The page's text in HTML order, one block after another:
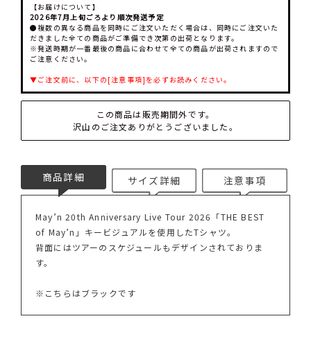
【お届けについて】
2026年7月上旬ごろより順次発送予定
●複数の異なる商品を同時にご注文いただく場合は、同時にご注文いた
だきました全ての商品がご準備でき次第の出荷となります。
※発送時期が一番最後の商品に合わせて全ての商品が出荷されますので
ご注意ください。
▼ご注文前に、以下の[注意事項]を必ずお読みください。
この商品は販売期間外です。
沢山のご注文ありがとうございました。
商品詳細 サイズ詳細 注意事項
May’n 20th Anniversary Live Tour 2026「THE BEST
of May’n」キービジュアルを使用したTシャツ。
背面にはツアーのスケジュールもデザインされておりま
す。
※こちらはブラックです